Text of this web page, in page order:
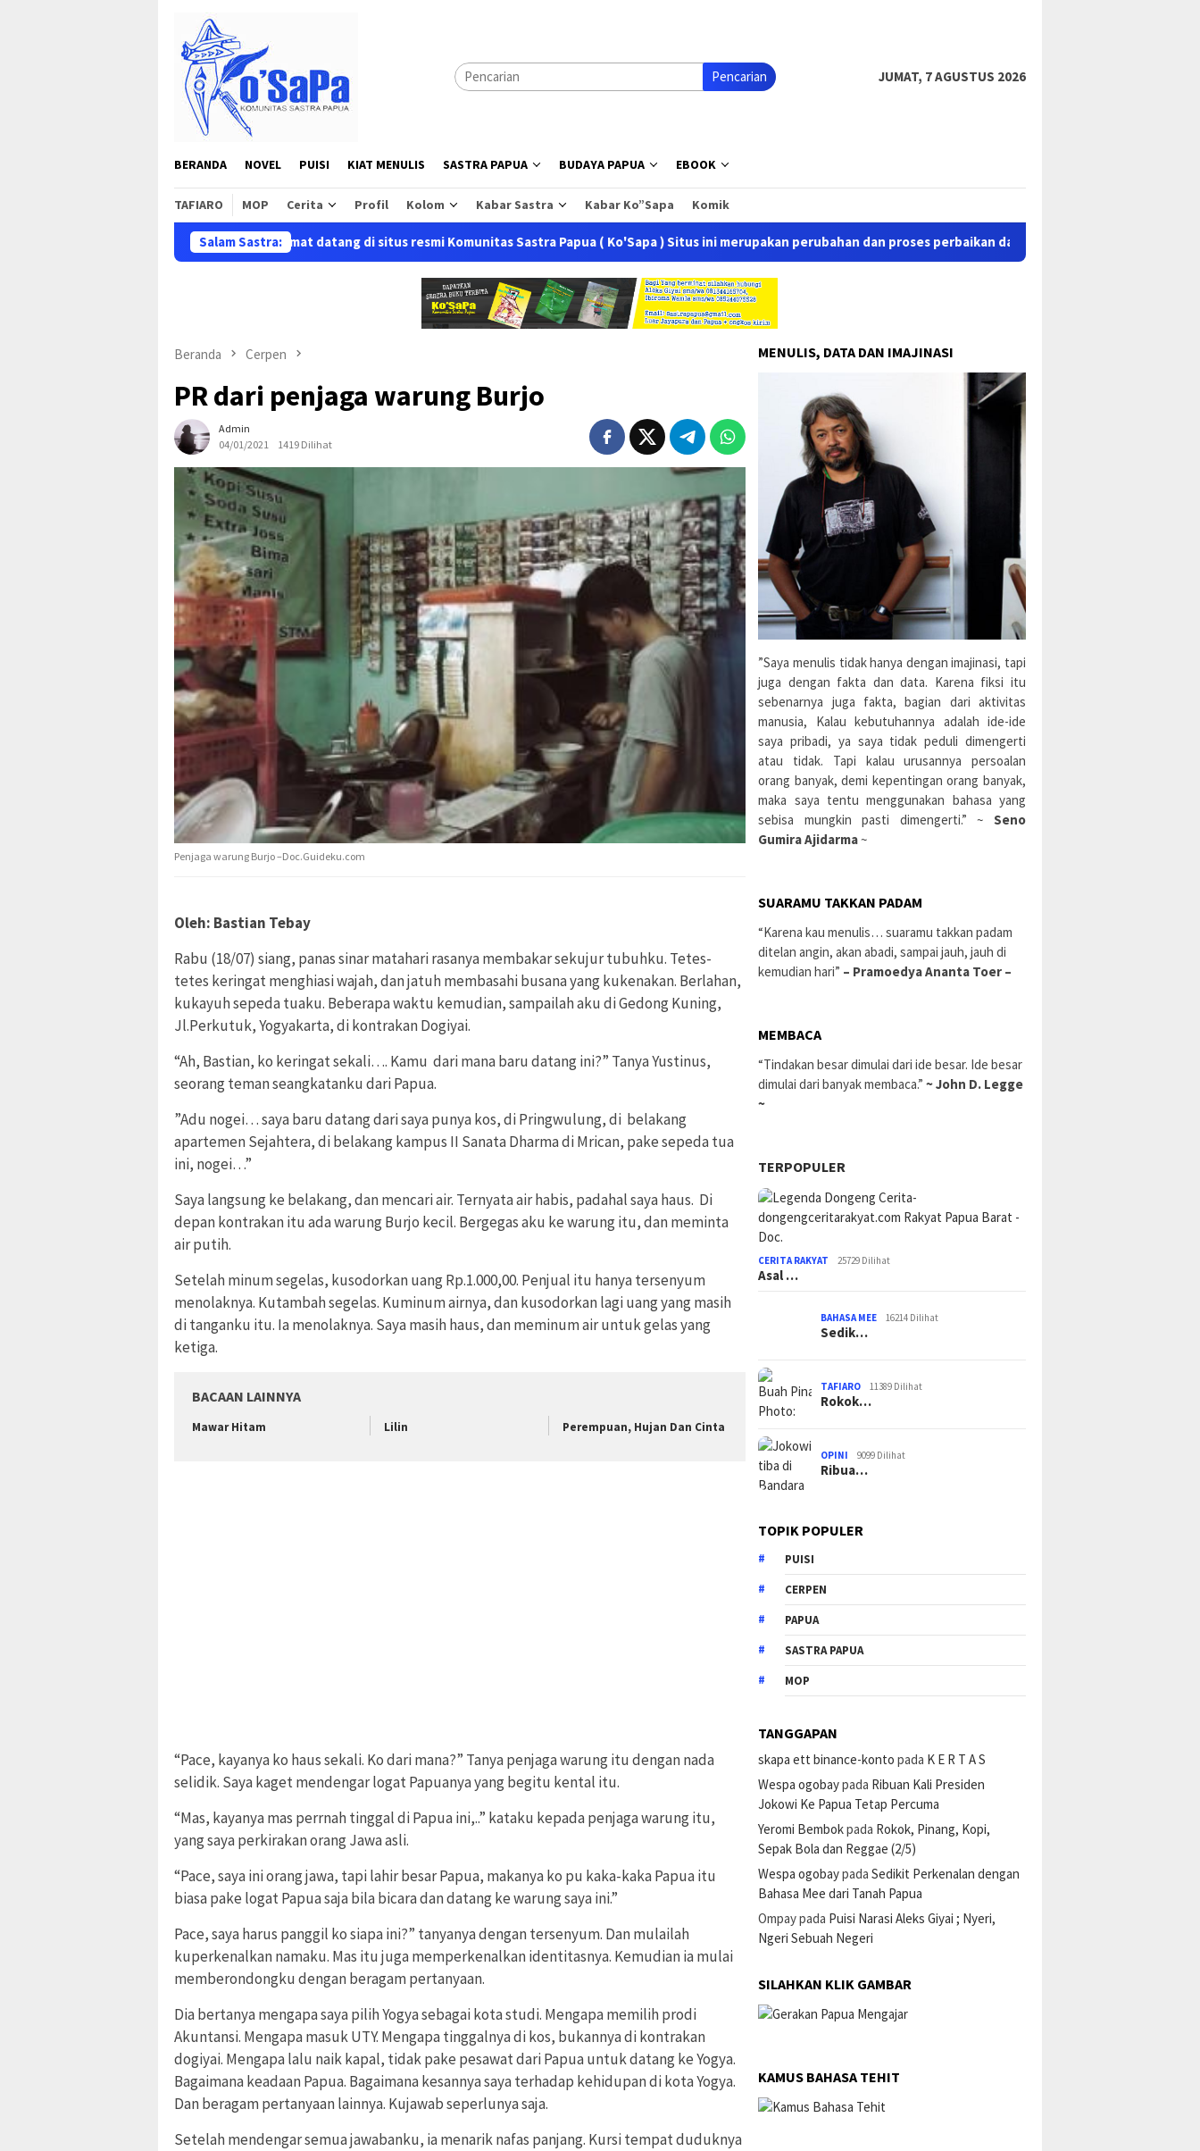
konten
Pencarian JUMAT, 7 AGUSTUS 2026
BERANDA NOVEL PUISI KIAT MENULIS SASTRA PAPUA BUDAYA PAPUA EBOOK
TAFIARO MOP Cerita Profil Kolom Kabar Sastra Kabar Ko”Sapa Komik
Salam Sastra:
Selamat datang di situs resmi Komunitas Sastra Papua ( Ko'Sapa ) Situs ini merupakan perubahan dan proses perbaikan dari situs lama sastrapapua.com. Kiranya
Beranda Cerpen
PR dari penjaga warung Burjo
Admin
04/01/2021
1419 Dilihat
Penjaga warung Burjo –Doc.Guideku.com
Oleh: Bastian Tebay
Rabu (18/07) siang, panas sinar matahari rasanya membakar sekujur tubuhku. Tetes-
tetes keringat menghiasi wajah, dan jatuh membasahi busana yang kukenakan. Berlahan,
kukayuh sepeda tuaku. Beberapa waktu kemudian, sampailah aku di Gedong Kuning,
Jl.Perkutuk, Yogyakarta, di kontrakan Dogiyai.
“Ah, Bastian, ko keringat sekali…. Kamu dari mana baru datang ini?” Tanya Yustinus,
seorang teman seangkatanku dari Papua.
”Adu nogei… saya baru datang dari saya punya kos, di Pringwulung, di belakang
apartemen Sejahtera, di belakang kampus II Sanata Dharma di Mrican, pake sepeda tua
ini, nogei…”
Saya langsung ke belakang, dan mencari air. Ternyata air habis, padahal saya haus. Di
depan kontrakan itu ada warung Burjo kecil. Bergegas aku ke warung itu, dan meminta
air putih.
Setelah minum segelas, kusodorkan uang Rp.1.000,00. Penjual itu hanya tersenyum
menolaknya. Kutambah segelas. Kuminum airnya, dan kusodorkan lagi uang yang masih
di tanganku itu. Ia menolaknya. Saya masih haus, dan meminum air untuk gelas yang
ketiga.
BACAAN LAINNYA
Mawar Hitam Lilin Perempuan, Hujan Dan Cinta
“Pace, kayanya ko haus sekali. Ko dari mana?” Tanya penjaga warung itu dengan nada
selidik. Saya kaget mendengar logat Papuanya yang begitu kental itu.
“Mas, kayanya mas perrnah tinggal di Papua ini,..” kataku kepada penjaga warung itu,
yang saya perkirakan orang Jawa asli.
“Pace, saya ini orang jawa, tapi lahir besar Papua, makanya ko pu kaka-kaka Papua itu
biasa pake logat Papua saja bila bicara dan datang ke warung saya ini.”
Pace, saya harus panggil ko siapa ini?” tanyanya dengan tersenyum. Dan mulailah
kuperkenalkan namaku. Mas itu juga memperkenalkan identitasnya. Kemudian ia mulai
memberondongku dengan beragam pertanyaan.
Dia bertanya mengapa saya pilih Yogya sebagai kota studi. Mengapa memilih prodi
Akuntansi. Mengapa masuk UTY. Mengapa tinggalnya di kos, bukannya di kontrakan
dogiyai. Mengapa lalu naik kapal, tidak pake pesawat dari Papua untuk datang ke Yogya.
Bagaimana keadaan Papua. Bagaimana kesannya saya terhadap kehidupan di kota Yogya.
Dan beragam pertanyaan lainnya. Kujawab seperlunya saja.
Setelah mendengar semua jawabanku, ia menarik nafas panjang. Kursi tempat duduknya
MENULIS, DATA DAN IMAJINASI
”Saya menulis tidak hanya dengan imajinasi, tapi
juga dengan fakta dan data. Karena fiksi itu
sebenarnya juga fakta, bagian dari aktivitas
manusia, Kalau kebutuhannya adalah ide-ide
saya pribadi, ya saya tidak peduli dimengerti
atau tidak. Tapi kalau urusannya persoalan
orang banyak, demi kepentingan orang banyak,
maka saya tentu menggunakan bahasa yang
sebisa mungkin pasti dimengerti.” ~ Seno
Gumira Ajidarma~
SUARAMU TAKKAN PADAM
“Karena kau menulis… suaramu takkan padam
ditelan angin, akan abadi, sampai jauh, jauh di
kemudian hari” – Pramoedya Ananta Toer –
MEMBACA
“Tindakan besar dimulai dari ide besar. Ide besar
dimulai dari banyak membaca.”~ John D. Legge
~
TERPOPULER
CERITA RAKYAT 25729 Dilihat
Asal …
BAHASA MEE 16214 Dilihat
Sedik…
TAFIARO 11389 Dilihat
Rokok…
OPINI 9099 Dilihat
Ribua…
TOPIK POPULER
PUISI
CERPEN
PAPUA
SASTRA PAPUA
MOP
TANGGAPAN
skapa ett binance-konto pada K E R T A S
Wespa ogobaypada Ribuan Kali Presiden
Jokowi Ke Papua Tetap Percuma
Yeromi Bembokpada Rokok, Pinang, Kopi,
Sepak Bola dan Reggae (2/5)
Wespa ogobaypadaSedikit Perkenalan dengan
Bahasa Mee dari Tanah Papua
Ompaypada Puisi Narasi Aleks Giyai ; Nyeri,
Ngeri Sebuah Negeri
SILAHKAN KLIK GAMBAR
KAMUS BAHASA TEHIT